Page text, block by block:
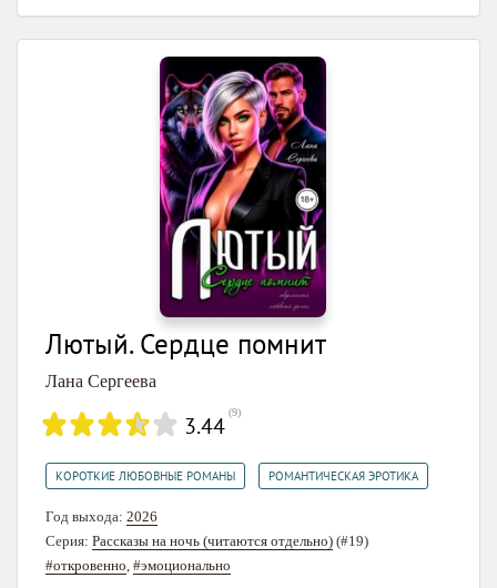
Лютый. Сердце помнит
Лана Сергеева
3.44 (9)
КОРОТКИЕ ЛЮБОВНЫЕ РОМАНЫ РОМАНТИЧЕСКАЯ ЭРОТИКА
Год выхода: 2026
Серия: Рассказы на ночь (читаются отдельно) (#19)
#откровенно #эмоционально